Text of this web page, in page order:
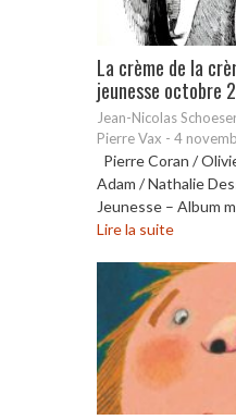
La crème de la
jeunesse octobre
Jean-Nicolas
Pierre Vax - 4
Pierre Coran /
Adam / Nathalie
Jeunesse – Album
Lire la suite